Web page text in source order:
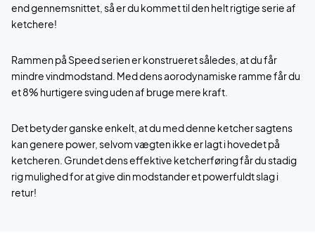
end gennemsnittet, så er du kommet til den helt rigtige serie af
ketchere!
Rammen på Speed serien er konstrueret således, at du får
mindre vindmodstand. Med dens aorodynamiske ramme får du
et 8% hurtigere sving uden af bruge mere kraft.
Det betyder ganske enkelt, at du med denne ketcher sagtens
kan genere power, selvom vægten ikke er lagt i hovedet på
ketcheren. Grundet dens effektive ketcherføring får du stadig
rig mulighed for at give din modstander et powerfuldt slag i
retur!